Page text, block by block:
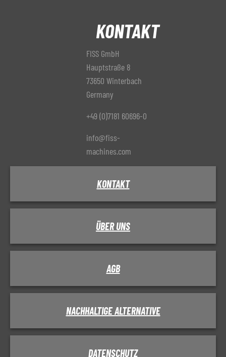
KONTAKT
FISS GmbH
Hauptstraße 8
73650 Winterbach
Germany
+49 (0)7181 60696-0
info@fiss-
machines.com
KONTAKT
ÜBER UNS
AGB
NACHHALTIGE ALTERNATIVE
DATENSCHUTZ